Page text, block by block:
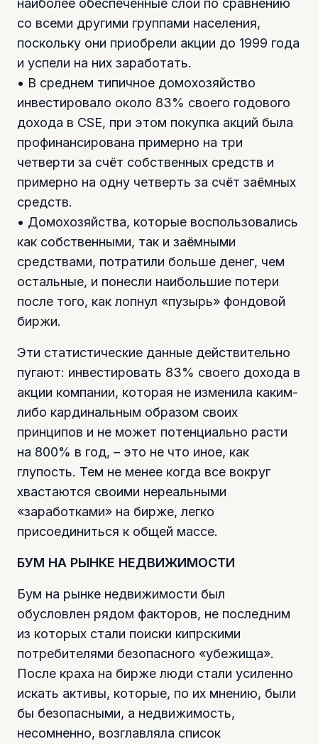
наиболее обеспеченные слои по сравнению
со всеми другими группами населения,
поскольку они приобрели акции до 1999 года
и успели на них заработать.
• В среднем типичное домохозяйство
инвестировало около 83% своего годового
дохода в CSE, при этом покупка акций была
профинансирована примерно на три
четверти за счёт собственных средств и
примерно на одну четверть за счёт заёмных
средств.
• Домохозяйства, которые воспользовались
как собственными, так и заёмными
средствами, потратили больше денег, чем
остальные, и понесли наибольшие потери
после того, как лопнул «пузырь» фондовой
биржи.
Эти статистические данные действительно
пугают: инвестировать 83% своего дохода в
акции компании, которая не изменила каким-
либо кардинальным образом своих
принципов и не может потенциально расти
на 800% в год, – это не что иное, как
глупость. Тем не менее когда все вокруг
хвастаются своими нереальными
«заработками» на бирже, легко
присоединиться к общей массе.
БУМ НА РЫНКЕ НЕДВИЖИМОСТИ
Бум на рынке недвижимости был
обусловлен рядом факторов, не последним
из которых стали поиски кипрскими
потребителями безопасного «убежища».
После краха на бирже люди стали усиленно
искать активы, которые, по их мнению, были
бы безопасными, а недвижимость,
несомненно, возглавляла список